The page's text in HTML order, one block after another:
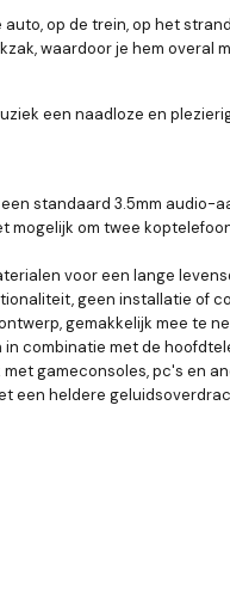
op de trein, op het
waardoor je hem
een naadloze en
standaard 3.5mm audio-
mogelijk om twee
voor een lange
geen installatie of
gemakkelijk mee te
in combinatie met de
gameconsoles, pc's en
een heldere